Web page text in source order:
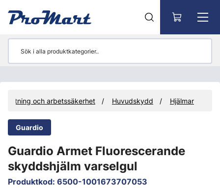
och arbetssäkerhet Huvudskydd Hjälmar
Guardio
Guardio Armet Fluorescerande
skyddshjälm varselgul
Produktkod: 6500-1001673707053